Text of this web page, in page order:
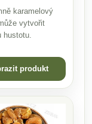
karamelový
vytvořit
hustotu.
produkt